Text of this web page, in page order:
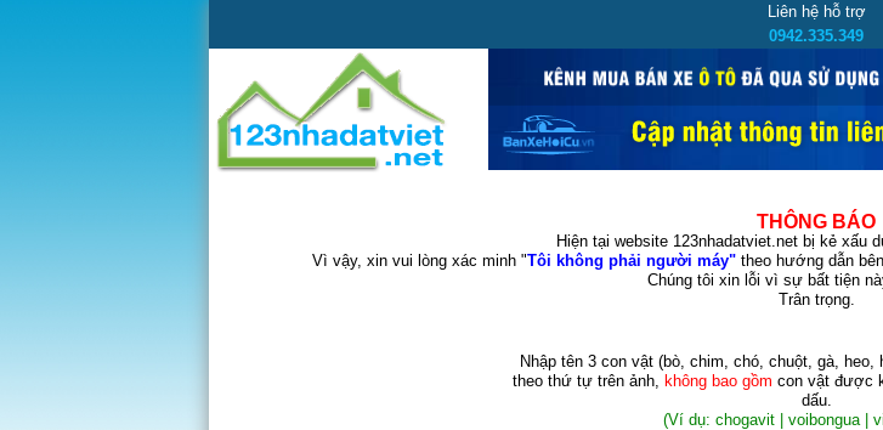
Liên hệ hỗ trợ
0942.335.349
THÔNG BÁO
Hiện tại website 123nhadatviet.net bị kẻ xấu
Vì vậy, xin vui lòng xác minh "Tôi không phải người máy"theo hướng dẫn
Chúng tôi xin lỗi vì sự bất tiện
Trân trọng.
Nhập tên 3 con vật (bò, chim, chó, chuột, gà,
theo thứ tự trên ảnh, không bao gồm con vật được
dấu.
(Ví dụ: chogavit | voibongua |